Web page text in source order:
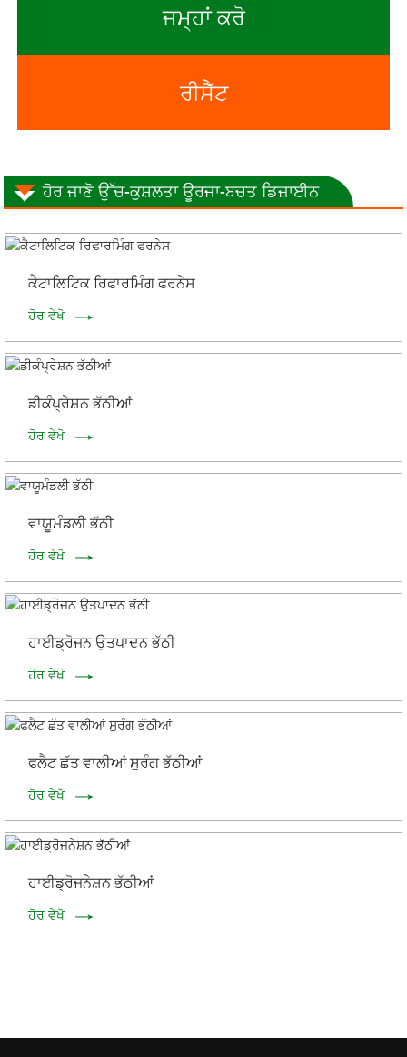
ਜਮ੍ਹਾਂ ਕਰੋ
ਰੀਸੈੱਟ
ਹੋਰ ਜਾਣੋ ਉੱਚ-ਕੁਸ਼ਲਤਾ ਊਰਜਾ-ਬਚਤ ਡਿਜ਼ਾਈਨ
ਕੈਟਾਲਿਟਿਕ ਰਿਫਾਰਮਿੰਗ ਫਰਨੇਸ
ਹੋਰ ਵੇਖੋ
ਡੀਕੰਪ੍ਰੇਸ਼ਨ ਭੱਠੀਆਂ
ਹੋਰ ਵੇਖੋ
ਵਾਯੂਮੰਡਲੀ ਭੱਠੀ
ਹੋਰ ਵੇਖੋ
ਹਾਈਡ੍ਰੋਜਨ ਉਤਪਾਦਨ ਭੱਠੀ
ਹੋਰ ਵੇਖੋ
ਫਲੈਟ ਛੱਤ ਵਾਲੀਆਂ ਸੁਰੰਗ ਭੱਠੀਆਂ
ਹੋਰ ਵੇਖੋ
ਹਾਈਡ੍ਰੋਜਨੇਸ਼ਨ ਭੱਠੀਆਂ
ਹੋਰ ਵੇਖੋ